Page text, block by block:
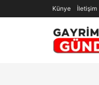
Künye İletişim